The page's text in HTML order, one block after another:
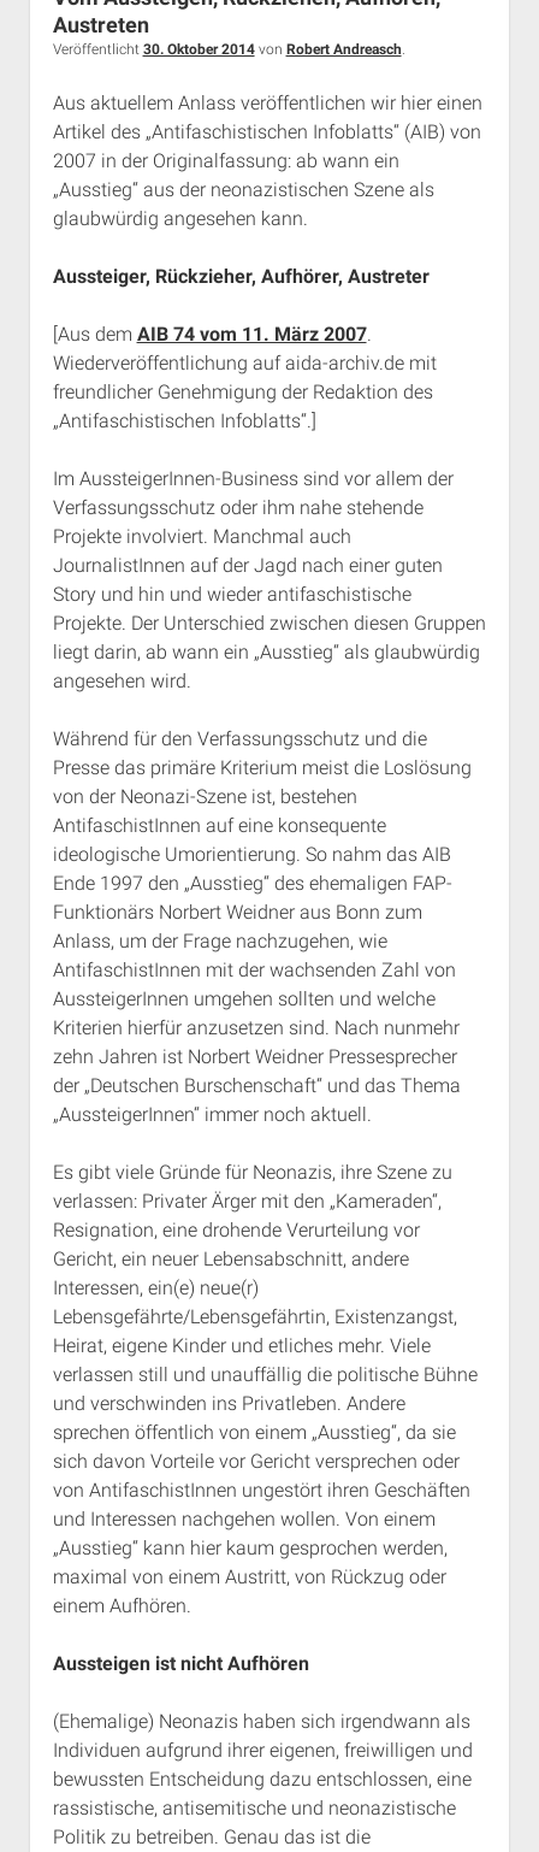
RSS-Feeds, Twitter & Facebook
Bibliothek
Kontakt & PGP-Key
Austreten
Veröffentlicht 30. Oktober 2014von Robert Andreasch
Aus aktuellem Anlass veröffentlichen wir hier einen
Artikel des „Antifaschistischen Infoblatts“ (AIB) von
2007 in der Originalfassung: ab wann ein
„Ausstieg“ aus der neonazistischen Szene als
glaubwürdig angesehen kann.
Aussteiger, Rückzieher, Aufhörer, Austreter
[Aus dem AIB 74 vom 11. März 2007.
Wiederveröffentlichung auf aida-archiv.de mit
freundlicher Genehmigung der Redaktion des
„Antifaschistischen Infoblatts“.]
Im AussteigerInnen-Business sind vor allem der
Verfassungsschutz oder ihm nahe stehende
Projekte involviert. Manchmal auch
JournalistInnen auf der Jagd nach einer guten
Story und hin und wieder antifaschistische
Projekte. Der Unterschied zwischen diesen Gruppen
liegt darin, ab wann ein „Ausstieg“ als glaubwürdig
angesehen wird.
Während für den Verfassungsschutz und die
Presse das primäre Kriterium meist die Loslösung
von der Neonazi-Szene ist, bestehen
AntifaschistInnen auf eine konsequente
ideologische Umorientierung. So nahm das AIB
Ende 1997 den „Ausstieg“ des ehemaligen FAP-
Funktionärs Norbert Weidner aus Bonn zum
Anlass, um der Frage nachzugehen, wie
AntifaschistInnen mit der wachsenden Zahl von
AussteigerInnen umgehen sollten und welche
Kriterien hierfür anzusetzen sind. Nach nunmehr
zehn Jahren ist Norbert Weidner Pressesprecher
der „Deutschen Burschenschaft“ und das Thema
„AussteigerInnen“ immer noch aktuell.
Es gibt viele Gründe für Neonazis, ihre Szene zu
verlassen: Privater Ärger mit den „Kameraden“,
Resignation, eine drohende Verurteilung vor
Gericht, ein neuer Lebensabschnitt, andere
Interessen, ein(e) neue(r)
Lebensgefährte/Lebensgefährtin, Existenzangst,
Heirat, eigene Kinder und etliches mehr. Viele
verlassen still und unauffällig die politische Bühne
und verschwinden ins Privatleben. Andere
sprechen öffentlich von einem „Ausstieg“, da sie
sich davon Vorteile vor Gericht versprechen oder
von AntifaschistInnen ungestört ihren Geschäften
und Interessen nachgehen wollen. Von einem
„Ausstieg“ kann hier kaum gesprochen werden,
maximal von einem Austritt, von Rückzug oder
einem Aufhören.
Aussteigen ist nicht Aufhören
(Ehemalige) Neonazis haben sich irgendwann als
Individuen aufgrund ihrer eigenen, freiwilligen und
bewussten Entscheidung dazu entschlossen, eine
rassistische, antisemitische und neonazistische
Politik zu betreiben. Genau das ist die